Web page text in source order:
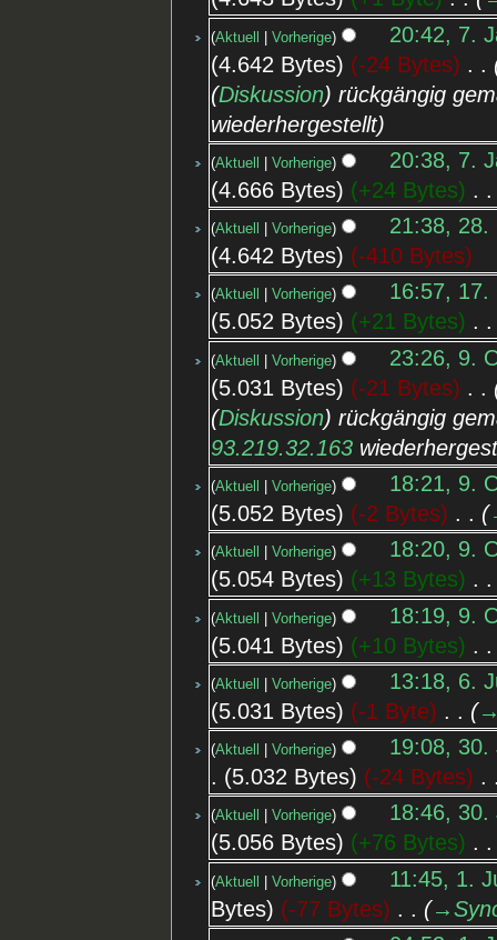
Aktuell Vorherige
20:42, 7.
4.642 Bytes
-24 Bytes
(Diskussion) rückgängig
wiederhergestellt
Aktuell Vorherige
20:38, 7.
4.666 Bytes
+24 Bytes
Aktuell Vorherige
21:38, 28.
4.642 Bytes
-410 Bytes
Aktuell Vorherige
16:57, 17.
5.052 Bytes
+21 Bytes
Aktuell Vorherige
23:26, 9.
5.031 Bytes
-21 Bytes
(Diskussion) rückgängig
93.219.32.163
Aktuell Vorherige
18:21, 9.
5.052 Bytes
-2 Bytes
Aktuell Vorherige
18:20, 9.
5.054 Bytes
+13 Bytes
Aktuell Vorherige
18:19, 9.
5.041 Bytes
+10 Bytes
Aktuell Vorherige
13:18, 6.
5.031 Bytes
-1 Byte
Aktuell Vorherige
19:08, 30.
5.032 Bytes
-24 Bytes
Aktuell Vorherige
18:46, 30.
5.056 Bytes
+76 Bytes
Aktuell Vorherige
11:45, 1.
Bytes
-77 Bytes